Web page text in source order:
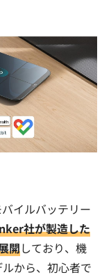
イルバッテリー
社が製造した
開しており、機
から、初心者で